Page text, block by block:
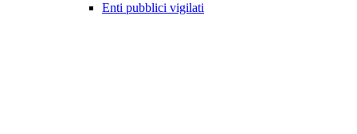
Enti pubblici vigilati